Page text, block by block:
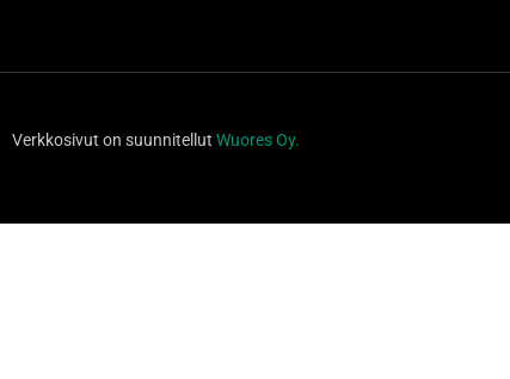
Verkkosivut on suunnitellut Wuores Oy.